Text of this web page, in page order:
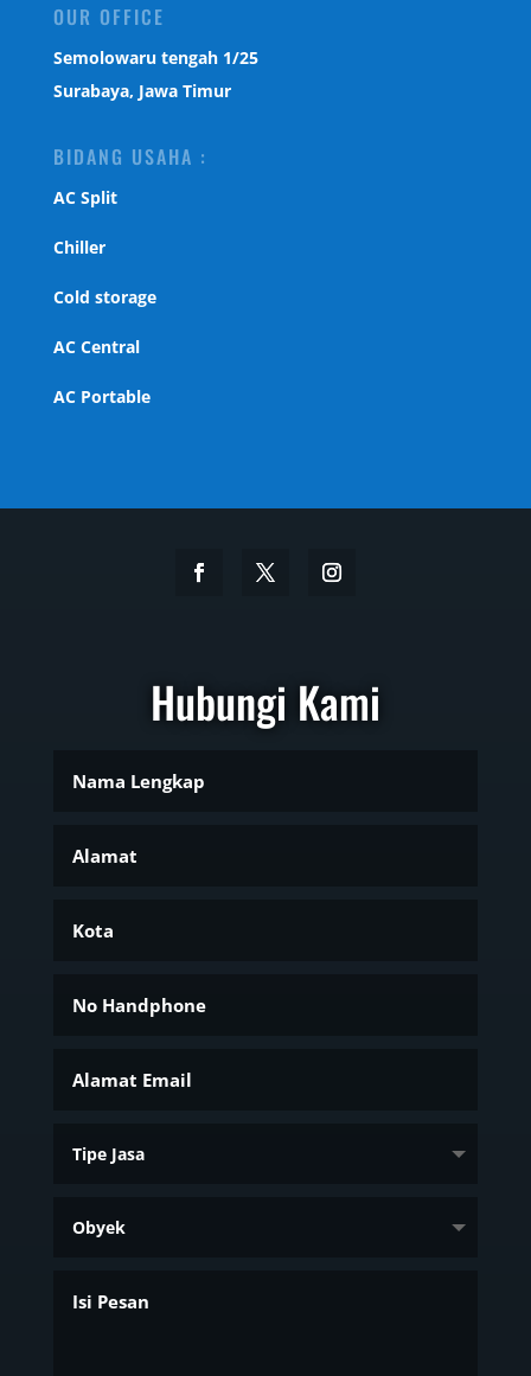
OUR OFFICE
Semolowaru tengah 1/25
Surabaya, Jawa Timur
BIDANG USAHA :
AC Split
Chiller
Cold storage
AC Central
AC Portable
Hubungi Kami